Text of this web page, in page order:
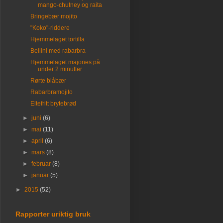
mango-chutney og raita
Bringebær mojito
"Koko"-riddere
Hjemmelaget tortilla
Bellini med rabarbra
Hjemmelaget majones på
under 2 minutter
Rørte blåbær
Rabarbramojito
Eltefritt brytebrød
►juni(6)
►mai(11)
►april(6)
►mars(8)
►februar(8)
►januar(5)
► 2015 (52)
Rapporter uriktig bruk